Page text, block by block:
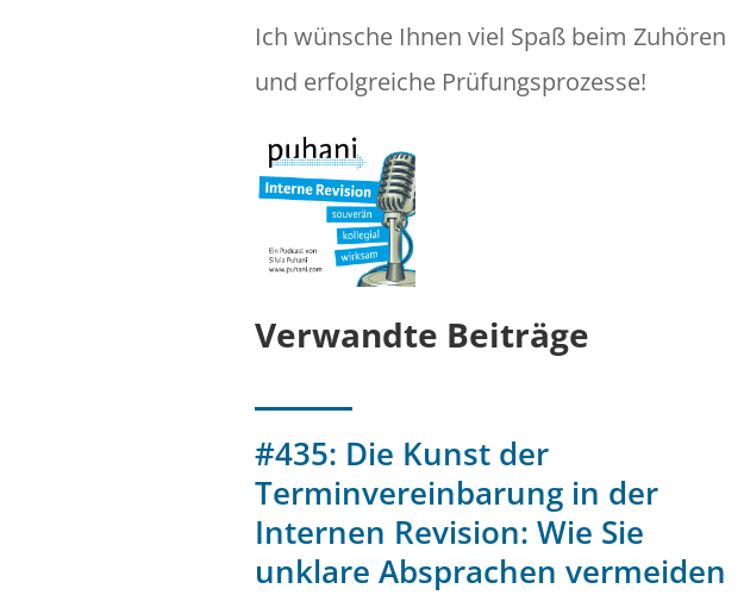
Ich wünsche Ihnen viel Spaß beim Zuhören
und erfolgreiche Prüfungsprozesse!
Verwandte Beiträge
#435: Die Kunst der
Terminvereinbarung in der
Internen Revision: Wie Sie
unklare Absprachen vermeiden